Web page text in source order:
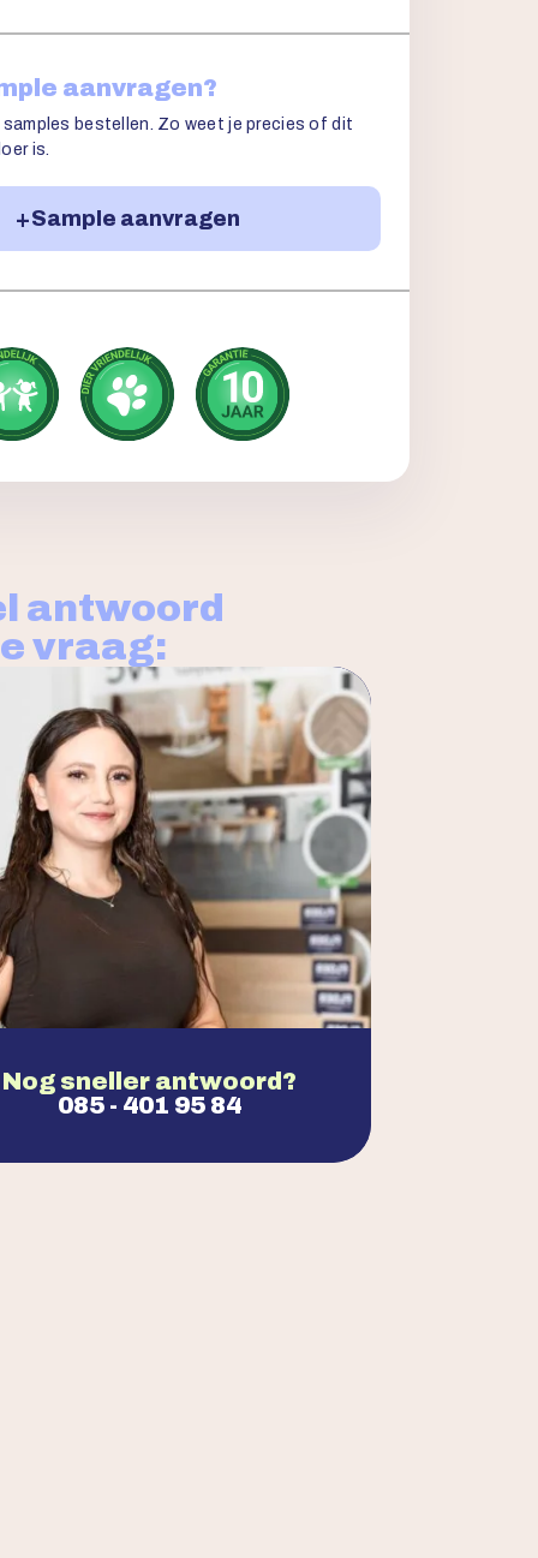
aanvragen?
bestellen. Zo weet je precies of dit
is.
Sample aanvragen
antwoord
vraag:
Nog sneller antwoord?
085 - 401 95 84